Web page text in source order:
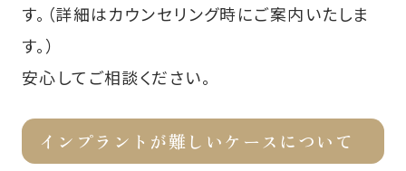
す。（詳細はカウンセリング時にご案内いたしま
す。）
安心してご相談ください。
インプラントが難しいケースについて